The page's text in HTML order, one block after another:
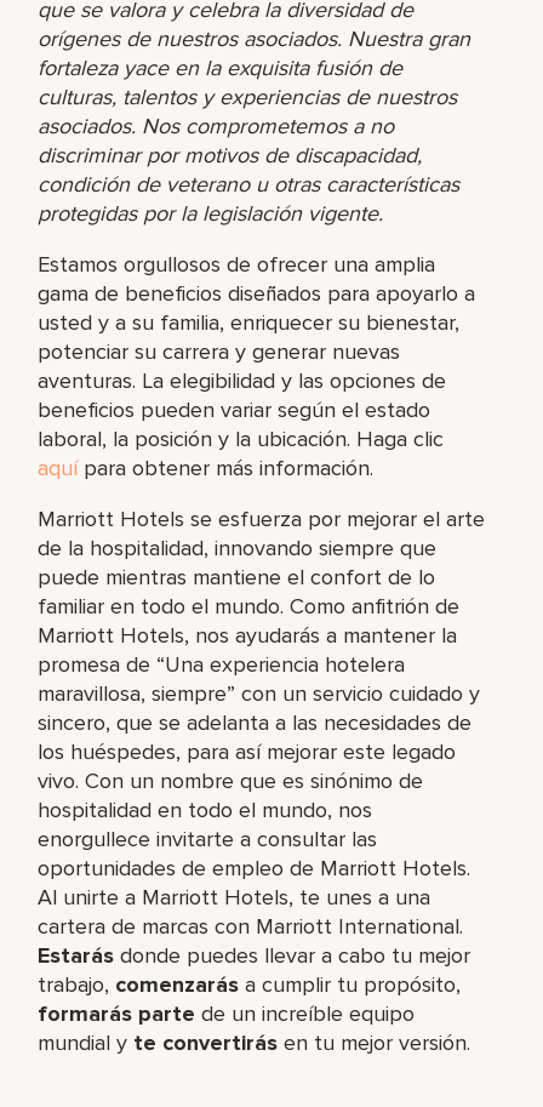
que se valora y celebra la diversidad de
orígenes de nuestros asociados. Nuestra gran
fortaleza yace en la exquisita fusión de
culturas, talentos y experiencias de nuestros
asociados. Nos comprometemos a no
discriminar por motivos de discapacidad,
condición de veterano u otras características
protegidas por la legislación vigente.
Estamos orgullosos de ofrecer una amplia
gama de beneficios diseñados para apoyarlo a
usted y a su familia, enriquecer su bienestar,
potenciar su carrera y generar nuevas
aventuras. La elegibilidad y las opciones de
beneficios pueden variar según el estado
laboral, la posición y la ubicación. Haga clic
aquípara obtener más información.
Marriott Hotels se esfuerza por mejorar el arte
de la hospitalidad, innovando siempre que
puede mientras mantiene el confort de lo
familiar en todo el mundo. Como anfitrión de
Marriott Hotels, nos ayudarás a mantener la
promesa de “Una experiencia hotelera
maravillosa, siempre” con un servicio cuidado y
sincero, que se adelanta a las necesidades de
los huéspedes, para así mejorar este legado
vivo. Con un nombre que es sinónimo de
hospitalidad en todo el mundo, nos
enorgullece invitarte a consultar las
oportunidades de empleo de Marriott Hotels.
Al unirte a Marriott Hotels, te unes a una
cartera de marcas con Marriott International.
Estarás donde puedes llevar a cabo tu mejor
trabajo,​ comenzarás a cumplir tu propósito,
formarás parte de un increíble​ equipo
mundial y te convertirás en tu mejor versión.